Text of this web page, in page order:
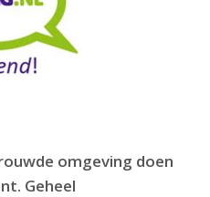
omgeving doen
Geheel